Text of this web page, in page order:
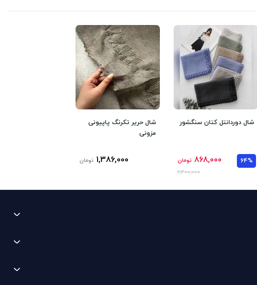
شال دوردانتل کتان سنگشور
64%
868,000 تومان
2,400,000
شال حریر تکرنگ پاپیونی
مزونی
1,386,000 تومان